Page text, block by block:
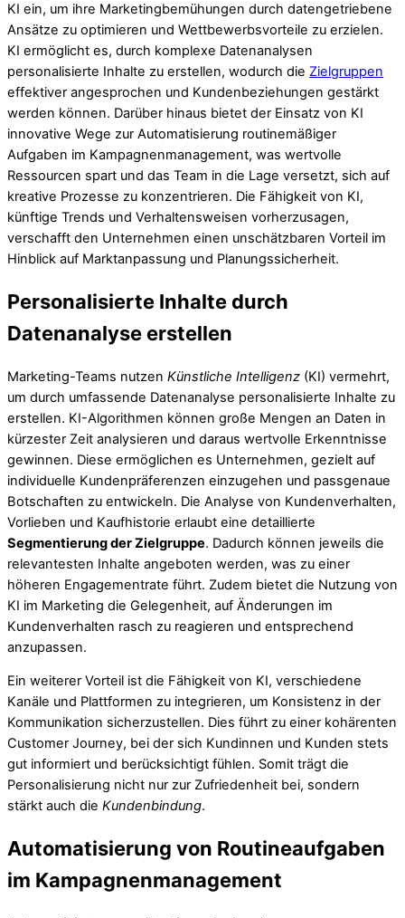
KI ein, um ihre Marketingbemühungen durch datengetriebene
Ansätze zu optimieren und Wettbewerbsvorteile zu erzielen.
KI ermöglicht es, durch komplexe Datenanalysen
personalisierte Inhalte zu erstellen, wodurch die Zielgruppen
effektiver angesprochen und Kundenbeziehungen gestärkt
werden können. Darüber hinaus bietet der Einsatz von KI
innovative Wege zur Automatisierung routinemäßiger
Aufgaben im Kampagnenmanagement, was wertvolle
Ressourcen spart und das Team in die Lage versetzt, sich auf
kreative Prozesse zu konzentrieren. Die Fähigkeit von KI,
künftige Trends und Verhaltensweisen vorherzusagen,
verschafft den Unternehmen einen unschätzbaren Vorteil im
Hinblick auf Marktanpassung und Planungssicherheit.
Personalisierte Inhalte durch
Datenanalyse erstellen
Marketing-Teams nutzen Künstliche Intelligenz (KI) vermehrt,
um durch umfassende Datenanalyse personalisierte Inhalte zu
erstellen. KI-Algorithmen können große Mengen an Daten in
kürzester Zeit analysieren und daraus wertvolle Erkenntnisse
gewinnen. Diese ermöglichen es Unternehmen, gezielt auf
individuelle Kundenpräferenzen einzugehen und passgenaue
Botschaften zu entwickeln. Die Analyse von Kundenverhalten,
Vorlieben und Kaufhistorie erlaubt eine detaillierte
Segmentierung der Zielgruppe. Dadurch können jeweils die
relevantesten Inhalte angeboten werden, was zu einer
höheren Engagementrate führt. Zudem bietet die Nutzung von
KI im Marketing die Gelegenheit, auf Änderungen im
Kundenverhalten rasch zu reagieren und entsprechend
anzupassen.
Ein weiterer Vorteil ist die Fähigkeit von KI, verschiedene
Kanäle und Plattformen zu integrieren, um Konsistenz in der
Kommunikation sicherzustellen. Dies führt zu einer kohärenten
Customer Journey, bei der sich Kundinnen und Kunden stets
gut informiert und berücksichtigt fühlen. Somit trägt die
Personalisierung nicht nur zur Zufriedenheit bei, sondern
stärkt auch die Kundenbindung.
Automatisierung von Routineaufgaben
im Kampagnenmanagement